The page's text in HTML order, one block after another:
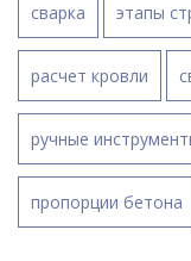
сварка этапы
расчет кровли
ручные
пропорции бетона